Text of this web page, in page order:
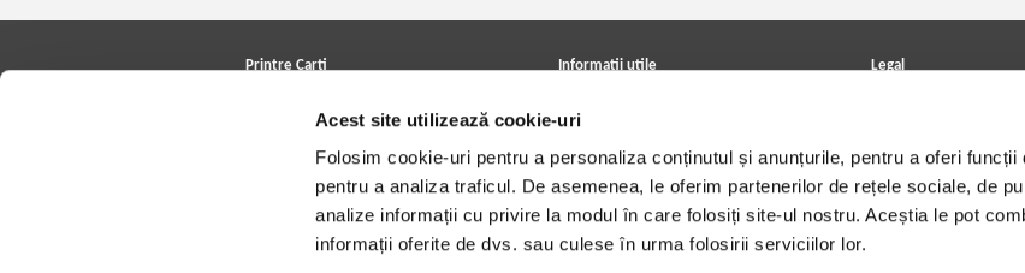
Acest site utilizează cookie-uri
Folosim cookie-uri pentru a personaliza conținutul și anunțurile, pentru a oferi funcții
pentru a analiza traficul. De asemenea, le oferim partenerilor de rețele sociale, de
analize informații cu privire la modul în care folosiți site-ul nostru. Aceștia le pot
informații oferite de dvs. sau culese în urma folosirii serviciilor lor.
Printre Carti
Cele mai căutate cărți
Blog Printre Carti
Cărţi sub 5 lei
Cărţi sub 8 lei
Informatii utile
Achizitii viniluri, casete, CD/DVD
Cum cumpar?
Politica de livrare
Retur comenzi
Angajari - Cariere
Legal
Termeni si conditii
Utilizare cookie-uri